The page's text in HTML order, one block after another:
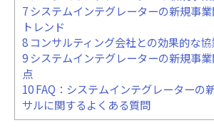
7システムインテグレーターの新規事
トレンド
8 コンサルティング会社との効果的な
9システムインテグレーターの新規事
点
10FAQ：システムインテグレーターの
サルに関するよくある質問